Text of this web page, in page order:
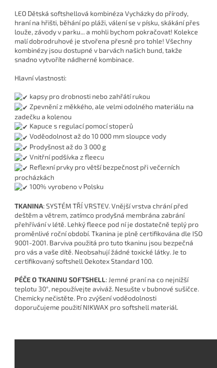
LEO Dětská softshellová kombinéza Vycházky do přírody,
hraní na hřišti, běhání po pláži, válení se v písku, skákání přes
louže, závody v parku... a mohli bychom pokračovat! Kolekce
malí dobrodruhové je stvořena přesně pro tohle! Všechny
kombinézy jsou dostupné v barvách našich bund, takže
snadno vytvoříte nádherné kombinace.
Hlavní vlastnosti:
kapsy pro drobnosti nebo zahřátí rukou
Zpevnění z měkkého, ale velmi odolného materiálu na
zadečku a kolenou
Kapuce s regulací pomocí stoperů
Voděodolnost až do 10 000 mm sloupce vody
Prodyšnost až do 3 000 g
Vnitřní podšívka z fleecu
Reflexní prvky pro větší bezpečnost při večerních
procházkách
100% vyrobeno v Polsku
TKANINA: SYSTÉM TŘÍ VRSTEV. Vnější vrstva chrání před
deštěm a větrem, zatímco prodyšná membrána zabrání
přehřívání v létě. Lehký fleece pod ní je dostatečně teplý pro
proměnlivé roční období. Tkanina je plně certifikována dle ISO
9001-2001. Barviva použitá pro tuto tkaninu jsou bezpečná
pro vás a vaše dítě. Neobsahují žádné toxické látky. Je to
certifikovaný softshell Oekotex Standard 100.
PÉČE O TKANINU SOFTSHELL: Jemné praní na co nejnižší
teplotu 30°, nepoužívejte aviváž. Nesušte v bubnové sušičce.
Chemicky nečistěte. Pro zvýšení voděodolnosti
doporučujeme použití NIKWAX pro softshell materiál.